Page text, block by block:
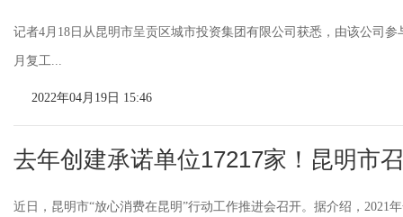
记者4月18日从昆明市呈贡区城市投资集团有限公司获悉，由该公司
月复工...
2022年04月19日 15:46
去年创建承诺单位17217家！昆明市
近日，昆明市“放心消费在昆明”行动工作推进会召开。据介绍，2021